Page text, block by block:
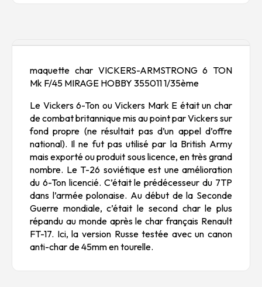
maquette char VICKERS-ARMSTRONG 6 TON
Mk F/45 MIRAGE HOBBY 355011 1/35ème
Le Vickers 6-Ton ou Vickers Mark E était un char
de combat britannique mis au point par Vickers sur
fond propre (ne résultait pas d’un appel d’offre
national). Il ne fut pas utilisé par la British Army
mais exporté ou produit sous licence, en très grand
nombre. Le T-26 soviétique est une amélioration
du 6-Ton licencié. C’était le prédécesseur du 7TP
dans l’armée polonaise. Au début de la Seconde
Guerre mondiale, c’était le second char le plus
répandu au monde après le char français Renault
FT-17. Ici, la version Russe testée avec un canon
anti-char de 45mm en tourelle.